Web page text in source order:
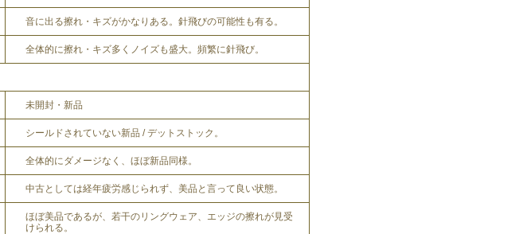
音に出る擦れ・キズがかなりある。針飛びの可能性も有る。
全体的に擦れ・キズ多くノイズも盛大。頻繁に針飛び。
未開封・新品
シールドされていない新品 / デットストック。
全体的にダメージなく、ほぼ新品同様。
中古としては経年疲労感じられず、美品と言って良い状態。
ほぼ美品であるが、若干のリングウェア、エッジの擦れが見受
けられる。